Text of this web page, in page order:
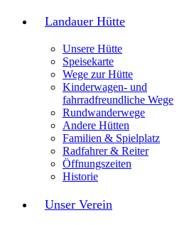
Landauer Hütte
Unsere Hütte
Speisekarte
Wege zur Hütte
Kinderwagen- und
fahrradfreundliche Wege
Rundwanderwege
Andere Hütten
Familien & Spielplatz
Radfahrer & Reiter
Öffnungszeiten
Historie
Unser Verein